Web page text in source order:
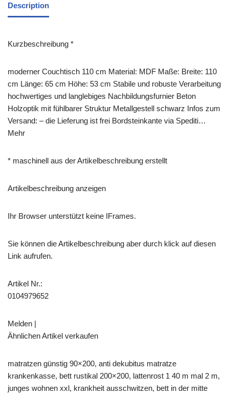
Description
Kurzbeschreibung *
moderner Couchtisch 110 cm Material: MDF Maße: Breite: 110
cm Länge: 65 cm Höhe: 53 cm Stabile und robuste Verarbeitung
hochwertiges und langlebiges Nachbildungsfurnier Beton
Holzoptik mit fühlbarer Struktur Metallgestell schwarz Infos zum
Versand: – die Lieferung ist frei Bordsteinkante via Spediti…
Mehr
* maschinell aus der Artikelbeschreibung erstellt
Artikelbeschreibung anzeigen
Ihr Browser unterstützt keine IFrames.
Sie können die Artikelbeschreibung aber durch klick auf diesen
Link aufrufen.
Artikel Nr.:
0104979652
Melden |
Ähnlichen Artikel verkaufen
matratzen günstig 90×200, anti dekubitus matratze
krankenkasse, bett rustikal 200×200, lattenrost 1 40 m mal 2 m,
junges wohnen xxl, krankheit ausschwitzen, bett in der mitte